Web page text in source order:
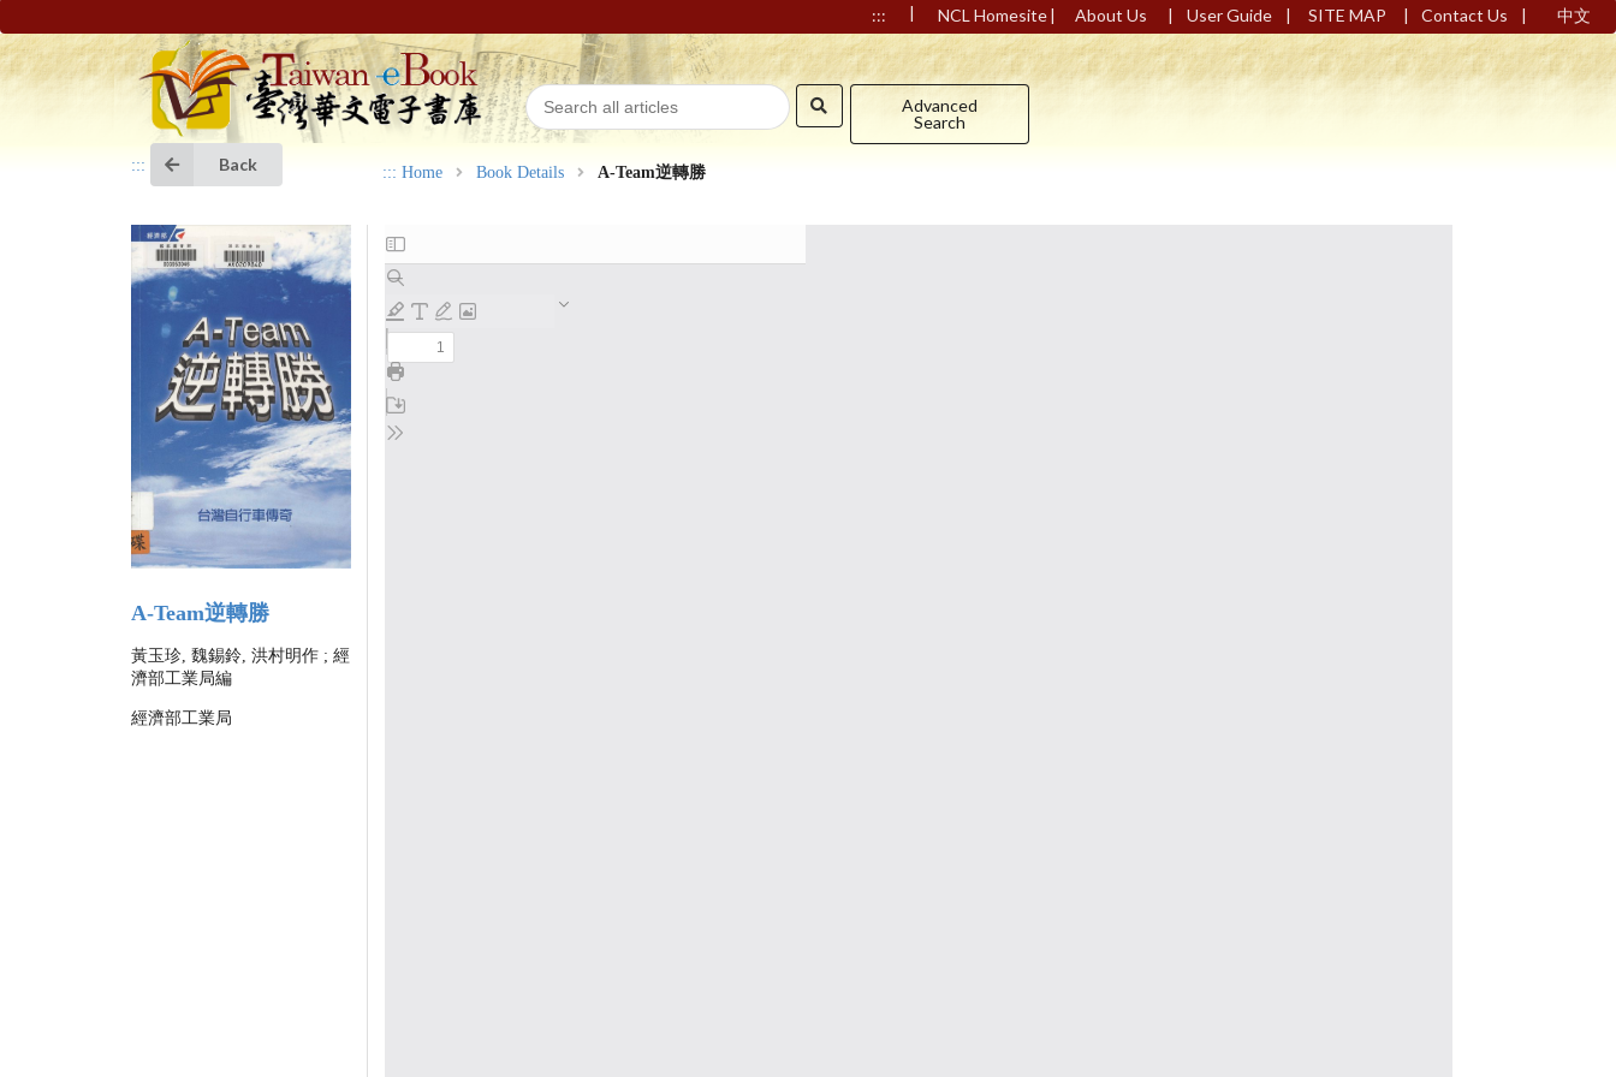
::: | NCL Homesite| About Us | User Guide | SITE MAP | Contact Us | 中文
Advanced
Search
::: Back ::: Home Book Details A-Team逆轉勝
A-Team逆轉勝
黃玉珍, 魏錫鈴, 洪村明作 ; 經
濟部工業局編
經濟部工業局